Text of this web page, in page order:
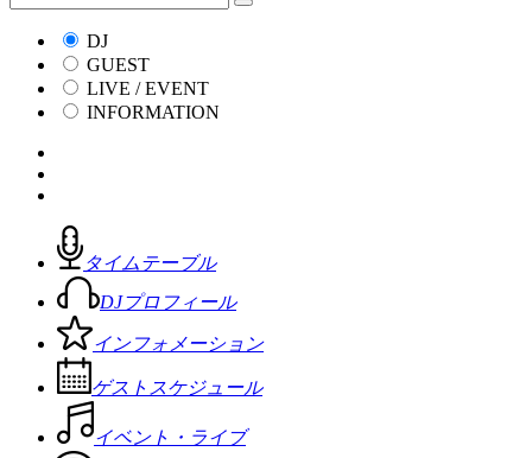
DJ
GUEST
LIVE / EVENT
INFORMATION
タイムテーブル
DJプロフィール
インフォメーション
ゲストスケジュール
イベント・ライブ